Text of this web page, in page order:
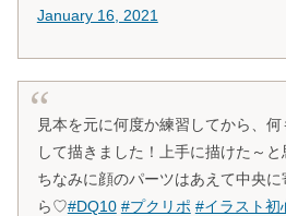
January 16, 2021
見本を元に何度か練習してから、
して描きました！上手に描けた～
ちなみに顔のパーツはあえて中央
ら♡#DQ10 #プクリポ #イラスト初